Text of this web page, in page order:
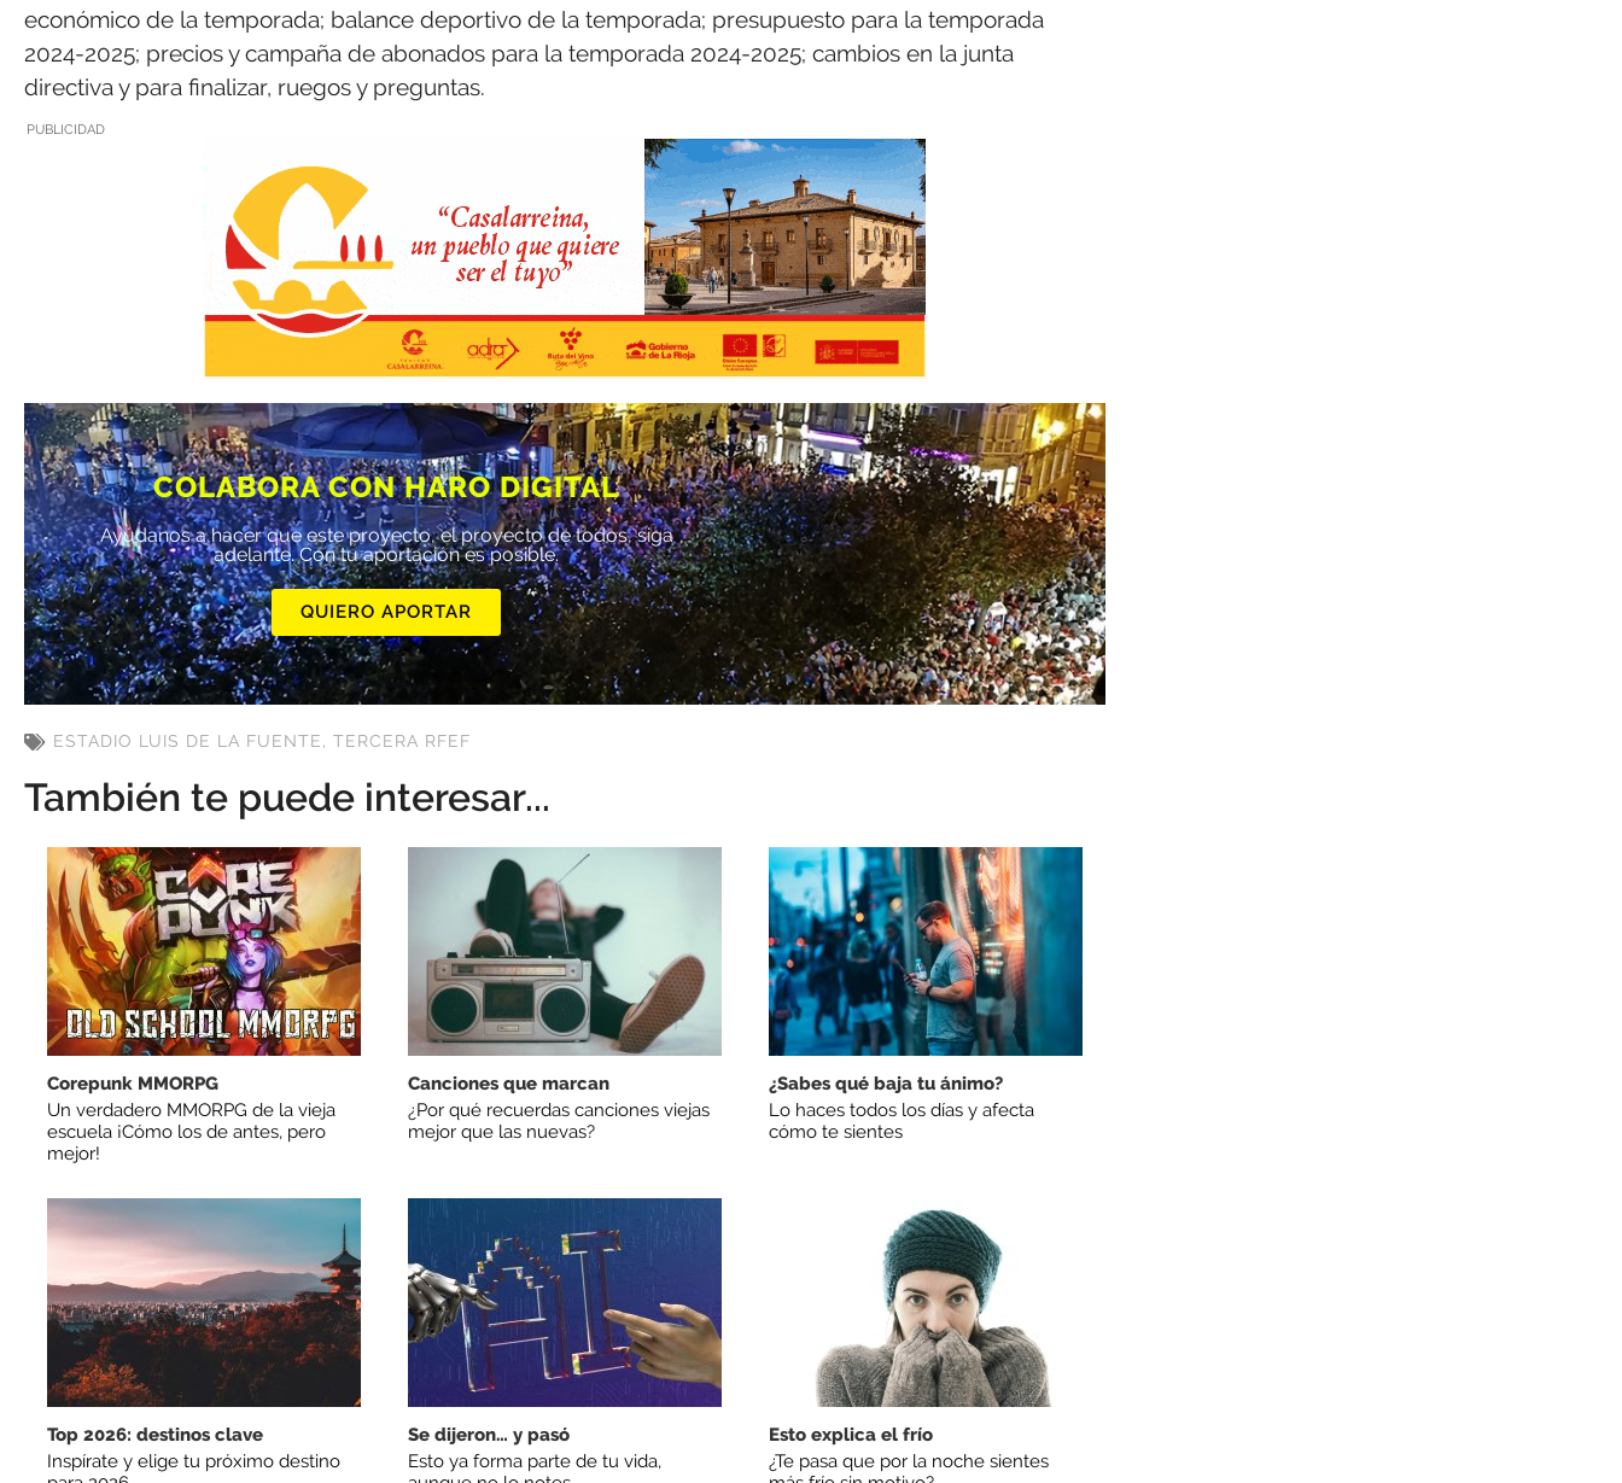
económico de la temporada; balance deportivo de la temporada; presupuesto para la temporada
2024-2025; precios y campaña de abonados para la temporada 2024-2025; cambios en la junta
directiva y para finalizar, ruegos y preguntas.
PUBLICIDAD
COLABORA CON HARO DIGITAL
Ayúdanos a hacer que este proyecto, el proyecto de todos, siga
adelante. Con tu aportación es posible.
QUIERO APORTAR
ESTADIO LUIS DE LA FUENTE, TERCERA RFEF
También te puede interesar...
Corepunk MMORPG
Un verdadero MMORPG de la vieja
escuela ¡Cómo los de antes, pero
mejor!
Canciones que marcan
¿Por qué recuerdas canciones viejas
mejor que las nuevas?
¿Sabes qué baja tu ánimo?
Lo haces todos los días y afecta
cómo te sientes
Top 2026: destinos clave
Inspírate y elige tu próximo destino
Se dijeron… y pasó
Esto ya forma parte de tu vida,
Esto explica el frío
¿Te pasa que por la noche sientes